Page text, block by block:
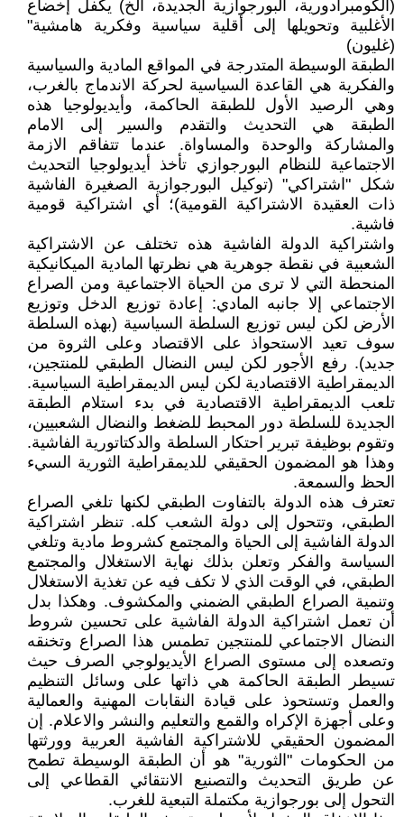
(الكومبرادورية، البورجوازية الجديدة، الخ) يكفل إخضاع
الأغلبية وتحويلها إلى أقلية سياسية وفكرية هامشية"
(غليون)
الطبقة الوسيطة المتدرجة في المواقع المادية والسياسية
والفكرية هي القاعدة السياسية لحركة الاندماج بالغرب،
وهي الرصيد الأول للطبقة الحاكمة، وأيديولوجيا هذه
الطبقة هي التحديث والتقدم والسير إلى الامام
والمشاركة والوحدة والمساواة. عندما تتفاقم الازمة
الاجتماعية للنظام البورجوازي تأخذ أيديولوجيا التحديث
شكل "اشتراكي" (توكيل البورجوازية الصغيرة الفاشية
ذات العقيدة الاشتراكية القومية)؛ أي اشتراكية قومية
فاشية.
واشتراكية الدولة الفاشية هذه تختلف عن الاشتراكية
الشعبية في نقطة جوهرية هي نظرتها المادية الميكانيكية
المنحطة التي لا ترى من الحياة الاجتماعية ومن الصراع
الاجتماعي إلا جانبه المادي: إعادة توزيع الدخل وتوزيع
الأرض لكن ليس توزيع السلطة السياسية (بهذه السلطة
سوف تعيد الاستحواذ على الاقتصاد وعلى الثروة من
جديد). رفع الأجور لكن ليس النضال الطبقي للمنتجين،
الديمقراطية الاقتصادية لكن ليس الديمقراطية السياسية.
تلعب الديمقراطية الاقتصادية في بدء استلام الطبقة
الجديدة للسلطة دور المحبط للضغط والنضال الشعبيين،
وتقوم بوظيفة تبرير احتكار السلطة والدكتاتورية الفاشية.
وهذا هو المضمون الحقيقي للديمقراطية الثورية السيء
الحظ والسمعة.
تعترف هذه الدولة بالتفاوت الطبقي لكنها تلغي الصراع
الطبقي، وتتحول إلى دولة الشعب كله. تنظر اشتراكية
الدولة الفاشية إلى الحياة والمجتمع كشروط مادية وتلغي
السياسة والفكر وتعلن بذلك نهاية الاستغلال والمجتمع
الطبقي، في الوقت الذي لا تكف فيه عن تغذية الاستغلال
وتنمية الصراع الطبقي الضمني والمكشوف. وهكذا بدل
أن تعمل اشتراكية الدولة الفاشية على تحسين شروط
النضال الاجتماعي للمنتجين تطمس هذا الصراع وتخنقه
وتصعده إلى مستوى الصراع الأيديولوجي الصرف حيث
تسيطر الطبقة الحاكمة هي ذاتها على وسائل التنظيم
والعمل وتستحوذ على قيادة النقابات المهنية والعمالية
وعلى أجهزة الإكراه والقمع والتعليم والنشر والاعلام. إن
المضمون الحقيقي للاشتراكية الفاشية العربية وورثتها
من الحكومات "الثورية" هو أن الطبقة الوسيطة تطمح
عن طريق التحديث والتصنيع الانتقائي القطاعي إلى
التحول إلى بورجوازية مكتملة التبعية للغرب.